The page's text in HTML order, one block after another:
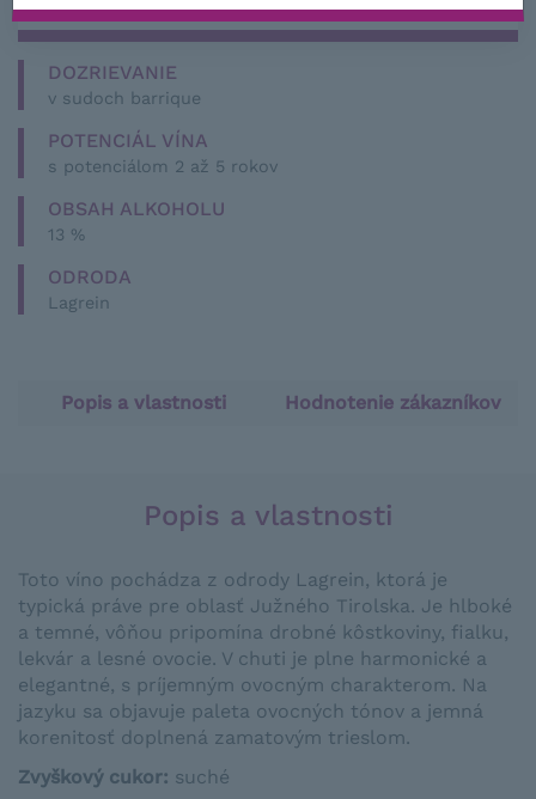
DOZRIEVANIE
v sudoch barrique
POTENCIÁL VÍNA
s potenciálom 2 až 5 rokov
OBSAH ALKOHOLU
13 %
ODRODA
Lagrein
Popis a vlastnosti Hodnotenie zákazníkov
Popis a vlastnosti
Toto víno pochádza z odrody Lagrein, ktorá je
typická práve pre oblasť Južného Tirolska. Je hlboké
a temné, vôňou pripomína drobné kôstkoviny, fialku,
lekvár a lesné ovocie. V chuti je plne harmonické a
elegantné, s príjemným ovocným charakterom. Na
jazyku sa objavuje paleta ovocných tónov a jemná
korenitosť doplnená zamatovým trieslom.
Zvyškový cukor: suché